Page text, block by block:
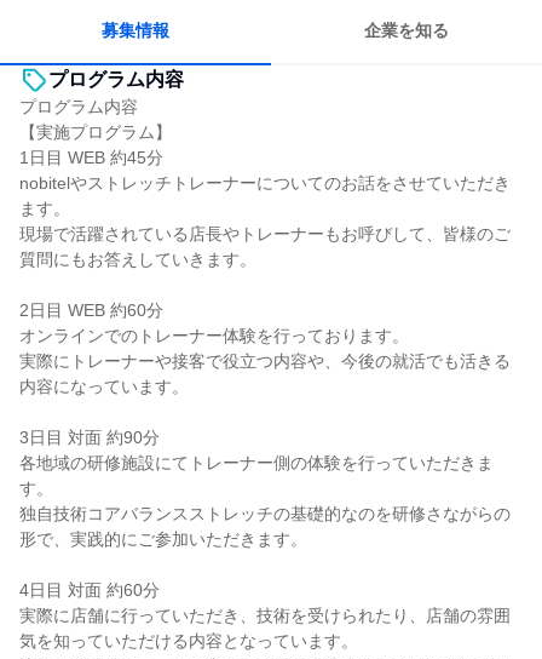
募集情報 企業を知る
プログラム内容
プログラム内容
【実施プログラム】
1日目 WEB 約45分
nobitelやストレッチトレーナーについてのお話をさせていただき
ます。
現場で活躍されている店長やトレーナーもお呼びして、皆様のご
質問にもお答えしていきます。
2日目 WEB 約60分
オンラインでのトレーナー体験を行っております。
実際にトレーナーや接客で役立つ内容や、今後の就活でも活きる
内容になっています。
3日目 対面 約90分
各地域の研修施設にてトレーナー側の体験を行っていただきま
す。
独自技術コアバランスストレッチの基礎的なのを研修さながらの
形で、実践的にご参加いただきます。
4日目 対面 約60分
実際に店舗に行っていただき、技術を受けられたり、店舗の雰囲
気を知っていただける内容となっています。